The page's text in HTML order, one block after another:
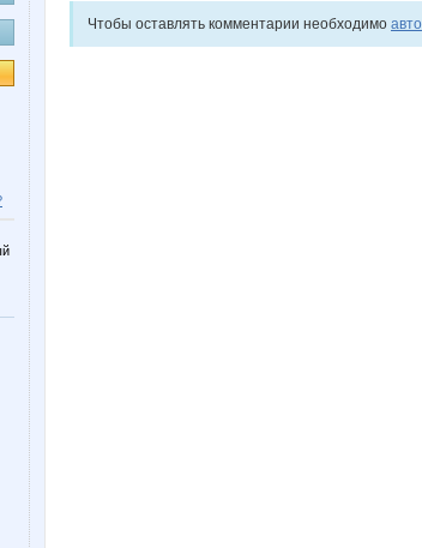
Чтобы оставлять комментарии необходимо